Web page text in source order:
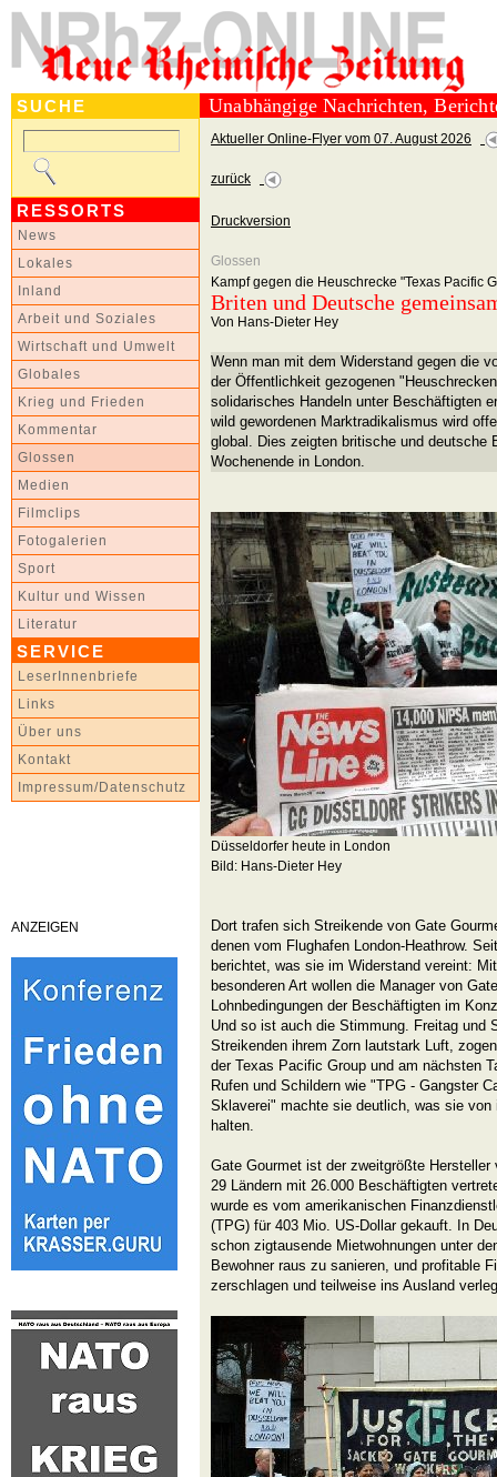
SUCHE
RESSORTS
News
Lokales
Inland
Arbeit und Soziales
Wirtschaft und Umwelt
Globales
Krieg und Frieden
Kommentar
Glossen
Medien
Filmclips
Fotogalerien
Sport
Kultur und Wissen
Literatur
SERVICE
LeserInnenbriefe
Links
Über uns
Kontakt
Impressum/Datenschutz
ANZEIGEN
Unabhängige Nachrichten,
Aktueller Online-Flyer vom 07. August 2026
zurück
Druckversion
Glossen
Kampf gegen die Heuschrecke "Texas Pacific
Briten und Deutsche
Von Hans-Dieter Hey
Wenn man mit dem Widerstand gegen die
der Öffentlichkeit gezogenen
solidarisches Handeln unter Beschäftigten
wild gewordenen Marktradikalismus wird
global. Dies zeigten britische und deutsche
Wochenende in London.
Düsseldorfer heute in London
Bild: Hans-Dieter Hey
Dort trafen sich Streikende von Gate
denen vom Flughafen London-Heathrow.
berichtet, was sie im Widerstand vereint:
besonderen Art wollen die Manager von
Lohnbedingungen der Beschäftigten im
Und so ist auch die Stimmung. Freitag und
Streikenden ihrem Zorn lautstark Luft,
der Texas Pacific Group und am nächsten
Rufen und Schildern wie "TPG - Gangster
Sklaverei" machte sie deutlich, was sie von
halten.
Gate Gourmet ist der zweitgrößte
29 Ländern mit 26.000 Beschäftigten
wurde es vom amerikanischen
(TPG) für 403 Mio. US-Dollar gekauft. In
schon zigtausende Mietwohnungen unter
Bewohner raus zu sanieren, und profitable
zerschlagen und teilweise ins Ausland